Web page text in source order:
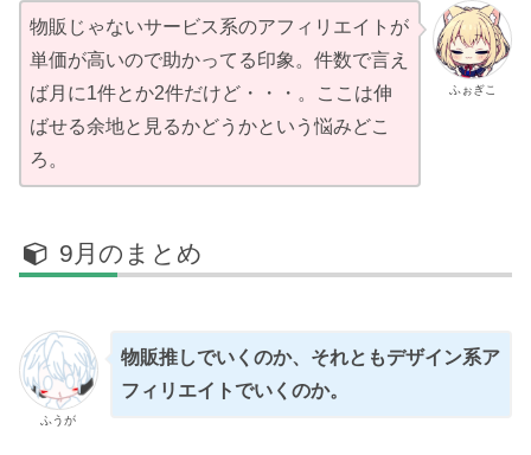
ふぉぎこ
物販じゃないサービス系のアフィリエイトが
単価が高いので助かってる印象。件数で言え
ば月に1件とか2件だけど・・・。ここは伸
ばせる余地と見るかどうかという悩みどこ
ろ。
9月のまとめ
ふうが
物販推しでいくのか、それともデザイン系ア
フィリエイトでいくのか。